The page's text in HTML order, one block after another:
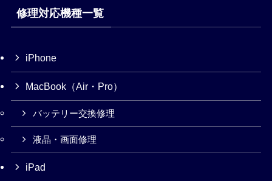
修理対応機種一覧
iPhone
MacBook（Air・Pro）
バッテリー交換修理
液晶・画面修理
iPad